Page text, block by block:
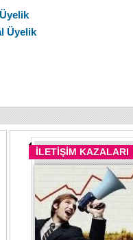
Üyelik
İLETİŞİM KAZALARI